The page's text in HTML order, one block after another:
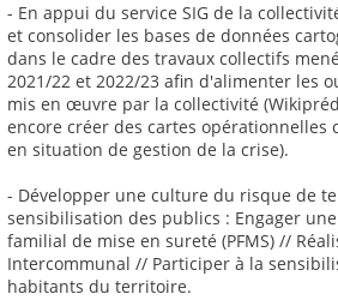
- En appui du service SIG de la
et consolider les bases de données
dans le cadre des travaux collectifs
2021/22 et 2022/23 afin d'alimenter les
mis en œuvre par la collectivité
encore créer des cartes opérationnelles
en situation de gestion de la crise).
- Développer une culture du risque de
sensibilisation des publics : Engager
familial de mise en sureté (PFMS) //
Intercommunal // Participer à la
habitants du territoire.